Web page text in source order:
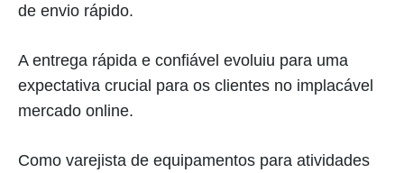
de envio rápido.
A entrega rápida e confiável evoluiu para uma
expectativa crucial para os clientes no implacável
mercado online.
Como varejista de equipamentos para atividades